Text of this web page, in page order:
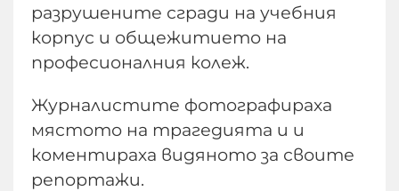
разрушените сгради на учебния
корпус и общежитието на
професионалния колеж.
Журналистите фотографираха
мястото на трагедията и и
коментираха видяното за своите
репортажи.